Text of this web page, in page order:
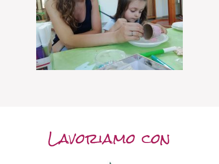
Lavoriamo con